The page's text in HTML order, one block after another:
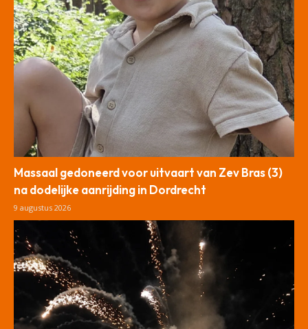
Massaal gedoneerd voor uitvaart van Zev Bras (3)
na dodelijke aanrijding in Dordrecht
9 augustus 2026